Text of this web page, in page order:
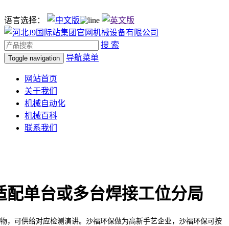
语言选择：
搜 索
Toggle navigation 导航菜单
网站首页
关于我们
机械自动化
机械百科
联系我们
配单台或多台焊接工位分局
可供给对应检测演讲。沙福环保做为高新手艺企业，沙福环保可按